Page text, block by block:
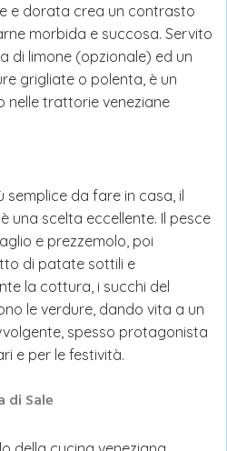
e dorata crea un contrasto
morbida e succosa. Servito
di limone (opzionale) ed un
grigliate o polenta, è un
nelle trattorie veneziane
semplice da fare in casa, il
una scelta eccellente. Il pesce
e prezzemolo, poi
di patate sottili e
la cottura, i succhi del
le verdure, dando vita a un
spesso protagonista
e per le festività.
di Sale